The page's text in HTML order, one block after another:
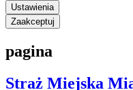
Ustawienia
Zaakceptuj
pagina
Straż Miejska